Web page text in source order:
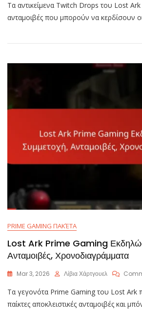
Τα αντικείμενα Twitch Drops του Lost Ark
ανταμοιβές που μπορούν να κερδίσουν
PRIME GAMING ΠΑΚΈΤΑ
Lost Ark Prime Gaming
Ανταμοιβές, Χρονοδιαγράμματα
Mar 3, 2026 Λίβια Χάρτγουελ
Τα γεγονότα Prime Gaming του Lost Ark
παίκτες αποκλειστικές ανταμοιβές και